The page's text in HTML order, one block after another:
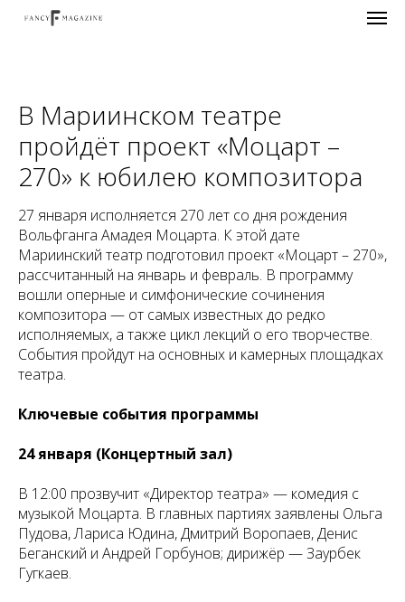
В Мариинском театре
пройдёт проект «Моцарт –
270» к юбилею композитора
27 января исполняется 270 лет со дня рождения
Вольфганга Амадея Моцарта. К этой дате
Мариинский театр подготовил проект «Моцарт – 270»,
рассчитанный на январь и февраль. В программу
вошли оперные и симфонические сочинения
композитора — от самых известных до редко
исполняемых, а также цикл лекций о его творчестве.
События пройдут на основных и камерных площадках
театра.
Ключевые события программы
24 января (Концертный зал)
В 12:00 прозвучит «Директор театра» — комедия с
музыкой Моцарта. В главных партиях заявлены Ольга
Пудова, Лариса Юдина, Дмитрий Воропаев, Денис
Беганский и Андрей Горбунов; дирижёр — Заурбек
Гугкаев.